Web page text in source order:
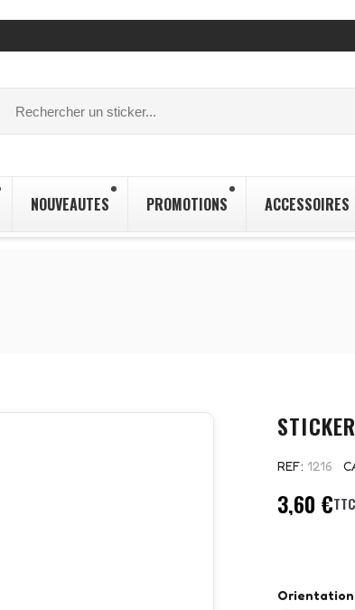
NOUVEAUTES PROMOTIONS ACCESSOIRES
REF 1216
3,60 €TTC
Orientation